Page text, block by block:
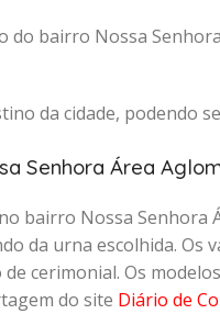
bairro Nossa
da cidade, podendo
Senhora Área
bairro Nossa Senhora
da urna escolhida. Os
cerimonial. Os
do site Diário de